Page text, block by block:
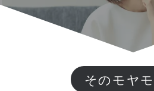
そのモヤモ